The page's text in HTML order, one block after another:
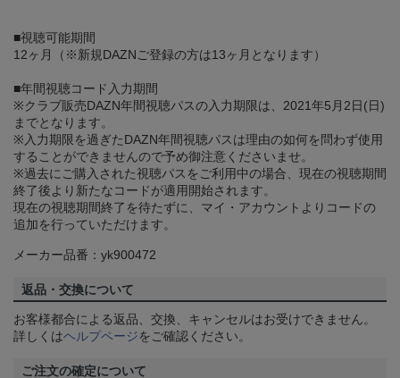
■視聴可能期間
12ヶ月（※新規DAZNご登録の方は13ヶ月となります）
■年間視聴コード入力期間
※クラブ販売DAZN年間視聴パスの入力期限は、2021年5月2日(日)
までとなります。
※入力期限を過ぎたDAZN年間視聴パスは理由の如何を問わず使用
することができませんので予め御注意くださいませ。
※過去にご購入された視聴パスをご利用中の場合、現在の視聴期間
終了後より新たなコードが適用開始されます。
現在の視聴期間終了を待たずに、マイ・アカウントよりコードの
追加を行っていただけます。
メーカー品番：yk900472
返品・交換について
お客様都合による返品、交換、キャンセルはお受けできません。
詳しくはヘルプページをご確認ください。
ご注文の確定について